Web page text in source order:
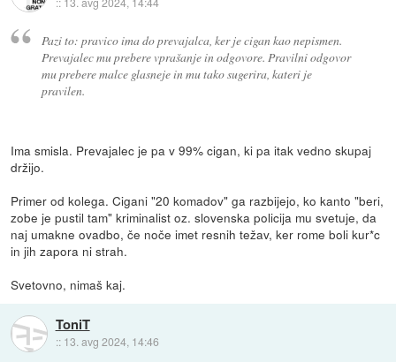
Pazi to: pravico ima do prevajalca, ker je cigan kao nepismen.
Prevajalec mu prebere vprašanje in odgovore. Pravilni odgovor
mu prebere malce glasneje in mu tako sugerira, kateri je
pravilen.
Ima smisla. Prevajalec je pa v 99% cigan, ki pa itak vedno skupaj
držijo.
Primer od kolega. Cigani "20 komadov" ga razbijejo, ko kanto "beri,
zobe je pustil tam" kriminalist oz. slovenska policija mu svetuje, da
naj umakne ovadbo, če noče imet resnih težav, ker rome boli kur*c
in jih zapora ni strah.
Svetovno, nimaš kaj.
ToniT
:: 13. avg 2024, 14:46